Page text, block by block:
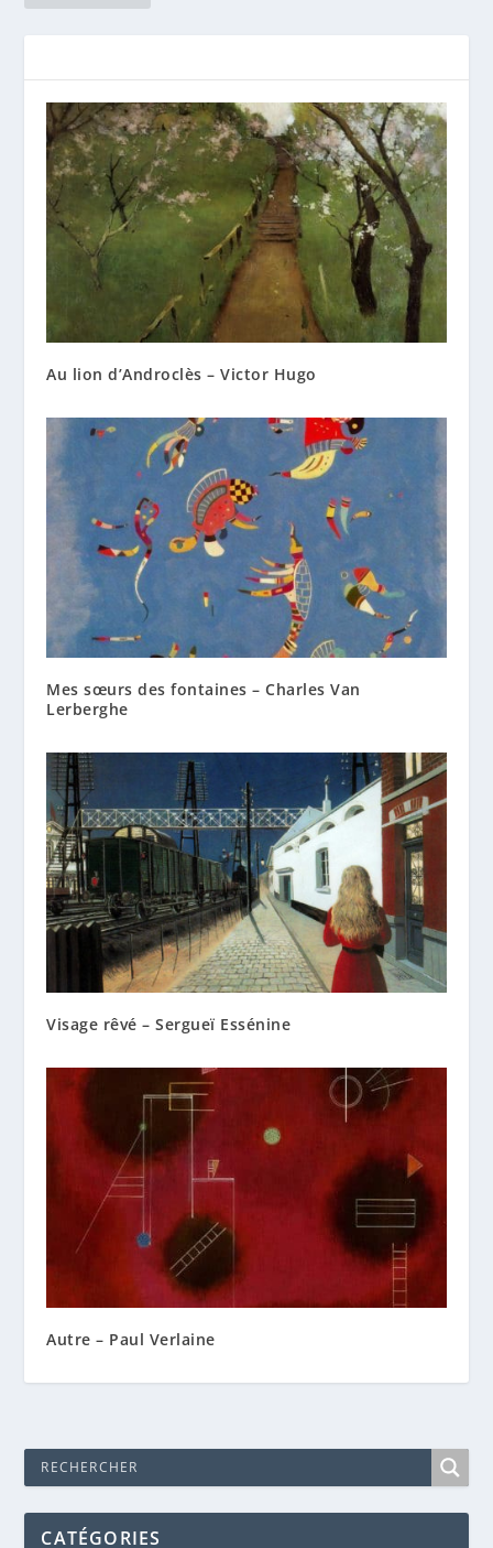
Au lion d’Androclès – Victor Hugo
Mes sœurs des fontaines – Charles Van
Lerberghe
Visage rêvé – Sergueï Essénine
Autre – Paul Verlaine
CATÉGORIES